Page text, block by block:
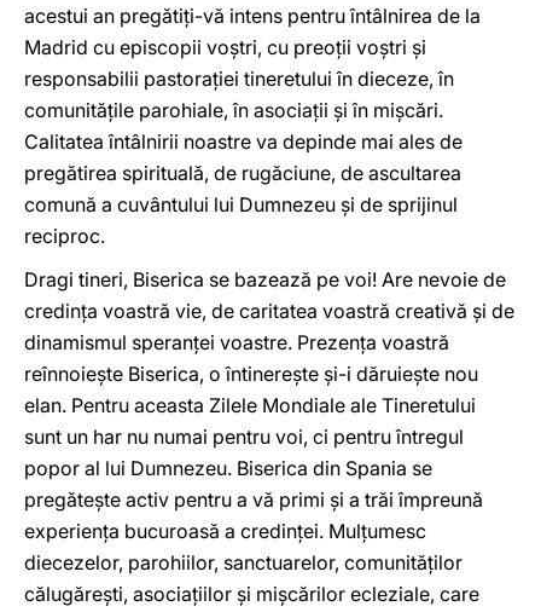
acestui an pregătiţi-vă intens pentru întâlnirea de la
Madrid cu episcopii voştri, cu preoţii voştri şi
responsabilii pastoraţiei tineretului în dieceze, în
comunităţile parohiale, în asociaţii şi în mişcări.
Calitatea întâlnirii noastre va depinde mai ales de
pregătirea spirituală, de rugăciune, de ascultarea
comună a cuvântului lui Dumnezeu şi de sprijinul
reciproc.
Dragi tineri, Biserica se bazează pe voi! Are nevoie de
credinţa voastră vie, de caritatea voastră creativă şi de
dinamismul speranţei voastre. Prezenţa voastră
reînnoieşte Biserica, o întinereşte şi-i dăruieşte nou
elan. Pentru aceasta Zilele Mondiale ale Tineretului
sunt un har nu numai pentru voi, ci pentru întregul
popor al lui Dumnezeu. Biserica din Spania se
pregăteşte activ pentru a vă primi şi a trăi împreună
experienţa bucuroasă a credinţei. Mulţumesc
diecezelor, parohiilor, sanctuarelor, comunităţilor
călugăreşti, asociaţiilor şi mişcărilor ecleziale, care